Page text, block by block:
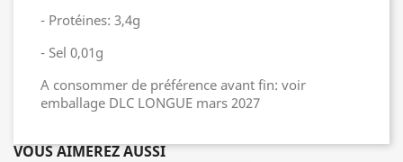
- Protéines: 3,4g
- Sel 0,01g
A consommer de préférence avant fin: voir
emballage DLC LONGUE mars 2027
VOUS AIMEREZ AUSSI